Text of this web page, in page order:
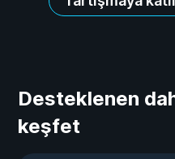
Desteklenen
keşfet